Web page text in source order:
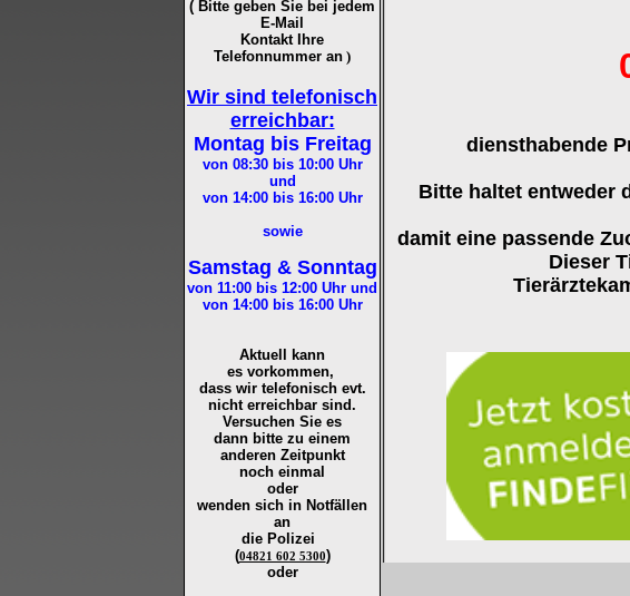
( Bitte geben Sie bei jedem
E-Mail
Kontakt Ihre
Telefonnummer an )
Wir sind telefonisch
erreichbar:
Montag bis Freitag
von 08:30 bis 10:00Uhr
und
von 14:00 bis 16:00Uhr
sowie
Samstag & Sonntag
von 11:00 bis 12:00 Uhr und
von 14:00 bis 16:00Uhr
Aktuell kann
es vorkommen,
dass wir telefonisch evt.
nicht erreichbar sind.
Versuchen Sie es
dann bitte zu einem
anderen Zeitpunkt
noch einmal
oder
wenden sich in Notfällen
an
die Polizei
(04821 602 5300)
oder
diensthabende
Bitte haltet entweder
damit eine passende
Dieser